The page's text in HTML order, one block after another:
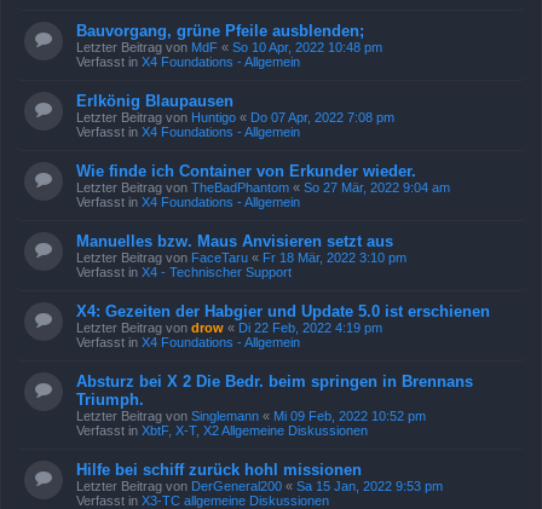
Bauvorgang, grüne Pfeile ausblenden;
Letzter Beitrag von MdF « So 10 Apr, 2022 10:48 pm
Verfasst in X4 Foundations - Allgemein
Erlkönig Blaupausen
Letzter Beitrag von Huntigo « Do 07 Apr, 2022 7:08 pm
Verfasst in X4 Foundations - Allgemein
Wie finde ich Container von Erkunder wieder.
Letzter Beitrag von TheBadPhantom « So 27 Mär, 2022 9:04 am
Verfasst in X4 Foundations - Allgemein
Manuelles bzw. Maus Anvisieren setzt aus
Letzter Beitrag von FaceTaru « Fr 18 Mär, 2022 3:10 pm
Verfasst in X4 - Technischer Support
X4: Gezeiten der Habgier und Update 5.0 ist erschienen
Letzter Beitrag von drow « Di 22 Feb, 2022 4:19 pm
Verfasst in X4 Foundations - Allgemein
Absturz bei X 2 Die Bedr. beim springen in Brennans
Triumph.
Letzter Beitrag von Singlemann « Mi 09 Feb, 2022 10:52 pm
Verfasst in XbtF, X-T, X2 Allgemeine Diskussionen
Hilfe bei schiff zurück hohl missionen
Letzter Beitrag von DerGeneral200 « Sa 15 Jan, 2022 9:53 pm
Verfasst in X3-TC allgemeine Diskussionen